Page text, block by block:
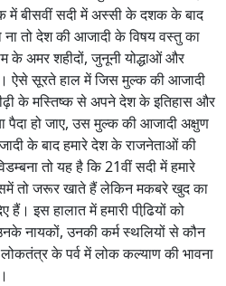
में बीसवीं सदी में अस्सी के दशक के बाद
ना तो देश की आजादी के विषय वस्तु का
के अमर शहीदों, जुनूनी योद्धाओं और
ऐसे सूरते हाल में जिस मुल्क की आजादी
के मस्तिष्क से अपने देश के इतिहास और
पैदा हो जाए, उस मुल्क की आजादी अक्षुण
के बाद हमारे देश के राजनेताओं की
तो यह है कि 21वीं सदी में हमारे
तो जरूर खाते हैं लेकिन मकबरे खुद का
इस हालात में हमारी पीढि़यों को
नायकों, उनकी कर्म स्थलियों से कौन
के पर्व में लोक कल्याण की भावना